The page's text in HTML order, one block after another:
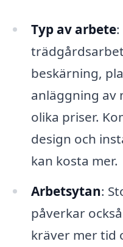
Typ av arbete:
beskärning,
anläggning av
olika priser.
design och
kan kosta mer.
Arbetsytan:
påverkar
kräver mer tid